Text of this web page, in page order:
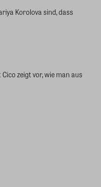
Korolova sind, dass
zeigt vor, wie man aus